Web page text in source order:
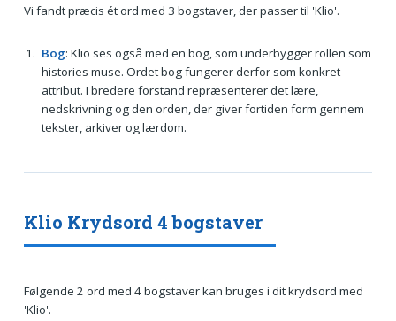
Vi fandt præcis ét ord med 3 bogstaver, der passer til 'Klio'.
Bog: Klio ses også med en bog, som underbygger rollen som
histories muse. Ordet bog fungerer derfor som konkret
attribut. I bredere forstand repræsenterer det lære,
nedskrivning og den orden, der giver fortiden form gennem
tekster, arkiver og lærdom.
Klio Krydsord 4 bogstaver
Følgende 2 ord med 4 bogstaver kan bruges i dit krydsord med
'Klio'.